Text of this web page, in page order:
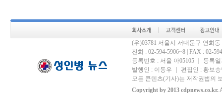
(우)03781 서울시 서대문구 연희
전화 : 02-594-5906~8 | FAX : 02-
등록번호 : 서울 아05105 ｜ 등록
발행인 : 이동우 ｜ 편집인 : 황보
모든 콘텐츠(기사)는 저작권법의
Copyright by 2013 cdpnews.co.kr.